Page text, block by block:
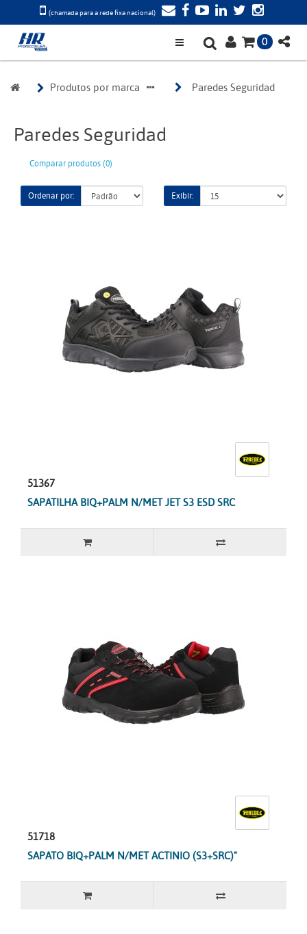
(chamada para a rede fixa nacional)
0
Produtos por marca Paredes Seguridad
Paredes Seguridad
Comparar produtos (0)
Ordenar por: Exibir:
51367
SAPATILHA BIQ+PALM N/MET JET S3 ESD SRC
51718
SAPATO BIQ+PALM N/MET ACTINIO (S3+SRC)"